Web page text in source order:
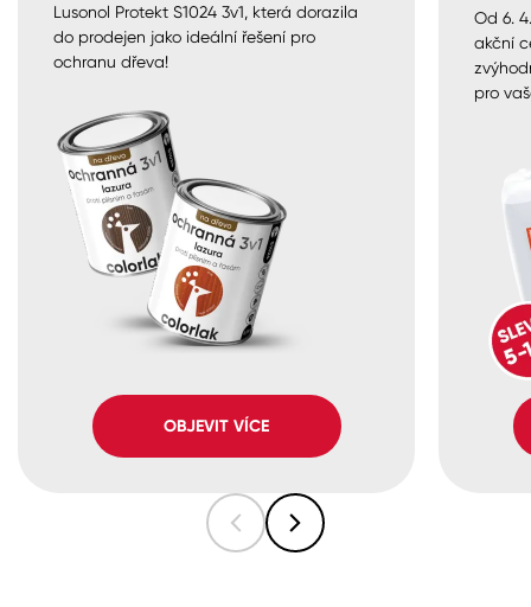
Lusonol Protekt S1024 3v1, která dorazila
do prodejen jako ideální řešení pro
ochranu dřeva!
OBJEVIT VÍCE
Od 6.
akční
pro